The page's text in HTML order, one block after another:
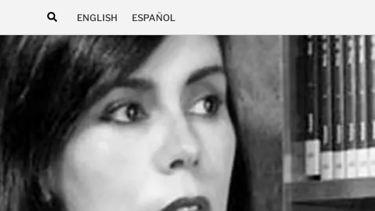
ENGLISH ESPAÑOL